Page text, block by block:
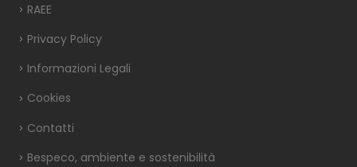
RAEE
Privacy Policy
Informazioni Legali
Cookies
Contatti
Bespeco, ambiente e sostenibilità